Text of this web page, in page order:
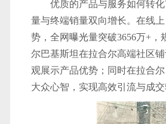
优质的产品与服务如何转
量与终端销量双向增长。在线
势，全网曝光量突破3656万+，
尔巴基斯坦在拉合尔高端社区
观展示产品优势；同时在拉合
大众心智，实现高效引流与成交